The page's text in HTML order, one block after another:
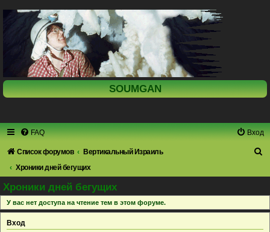
SOUMGAN
FAQ Вход
Список форумов
Вертикальный Израиль
Хроники дней бегущих
с
к
Хроники дней бегущих
У вас нет доступа на чтение тем в этом форуме.
Вход